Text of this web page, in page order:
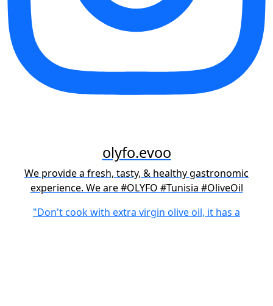
olyfo.evoo
We provide a fresh, tasty, & healthy gastronomic
experience. We are #OLYFO #Tunisia #OliveOil
"Don't cook with extra virgin olive oil, it has a